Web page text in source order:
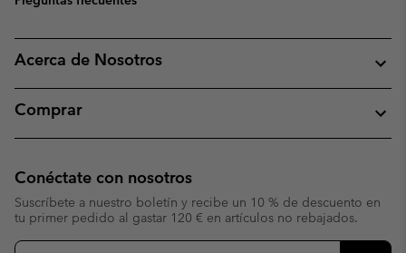
Acerca de Nosotros
Comprar
Conéctate con nosotros
Suscríbete a nuestro boletín y recibe un 10 % de descuento en
tu primer pedido al gastar 120 € en artículos no rebajados.